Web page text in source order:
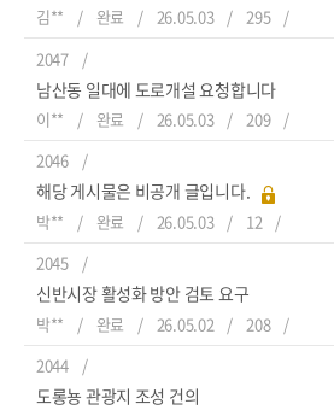
김** 완료 26.05.03
295
2047
남산동 일대에 도로개설 요청합니다
이** 완료 26.05.03
209
2046
해당 게시물은 비공개 글입니다.
박** 완료 26.05.03
12
2045
신반시장 활성화 방안 검토 요구
박** 완료 26.05.02
208
2044
도롱뇽 관광지 조성 건의